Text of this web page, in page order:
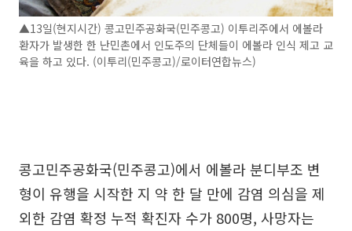
▲13일(현지시간) 콩고민주공화국(민주콩고) 이투리주에서 에볼라
환자가 발생한 한 난민촌에서 인도주의 단체들이 에볼라 인식 제고 교
육을 하고 있다. (이투리(민주콩고)/로이터연합뉴스)
콩고민주공화국(민주콩고)에서 에볼라 분디부조 변
형이 유행을 시작한 지 약 한 달 만에 감염 의심을 제
외한 감염 확정 누적 확진자 수가 800명, 사망자는